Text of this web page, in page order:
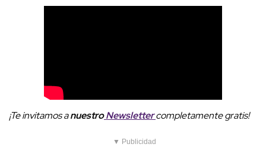
¡Te invitamos anuestroNewslettercompletamente gratis!
▼ Publicidad